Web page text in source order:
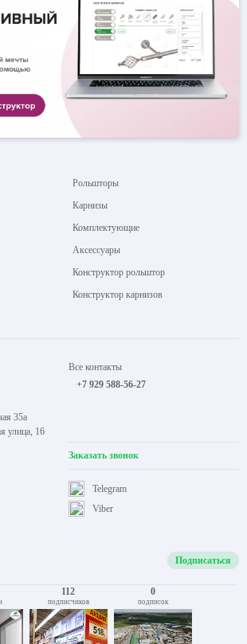
Рольшторы
Карнизы
Комплектующие
Аксессуары
Конструктор рольштор
Конструктор карнизов
35а
улица, 16
Все контакты
+7 929 588-56-27
Заказать звонок
Viber
Telegram
Подписаться
112
подписчиков
0
подписок